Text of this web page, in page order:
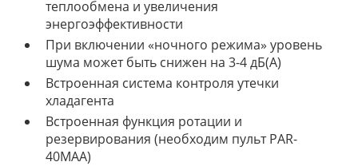
теплообмена и увеличения
энергоэффективности
При включении «ночного режима» уровень
шума может быть снижен на 3-4 дБ(А)
Встроенная система контроля утечки
хладагента
Встроенная функция ротации и
резервирования (необходим пульт PAR-
40MAA)